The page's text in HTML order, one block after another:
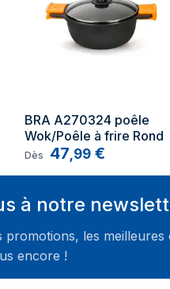
BRA A270324 poêle
Wok/Poêle à frire Rond
Dès 47,99 €
à notre
promotions, les
encore !